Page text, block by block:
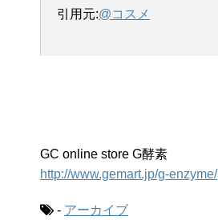
引用元:@コスメ
GC online store G酵素
http://www.gemart.jp/g-enzyme/
- アーカイブ